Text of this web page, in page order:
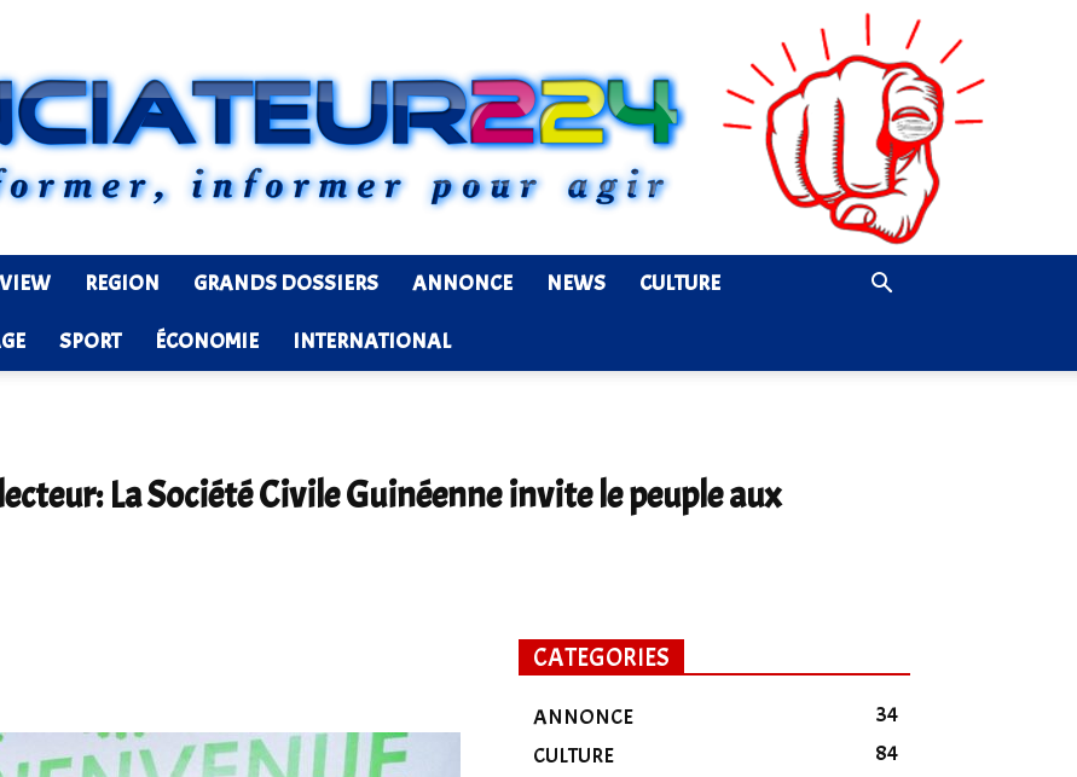
Ledenonciateur224
REGION GRANDS DOSSIERS ANNONCE NEWS CULTURE
SPORT ÉCONOMIE INTERNATIONAL
La Société Civile Guinéenne invite le peuple aux
CATEGORIES
ANNONCE
34
CULTURE
84